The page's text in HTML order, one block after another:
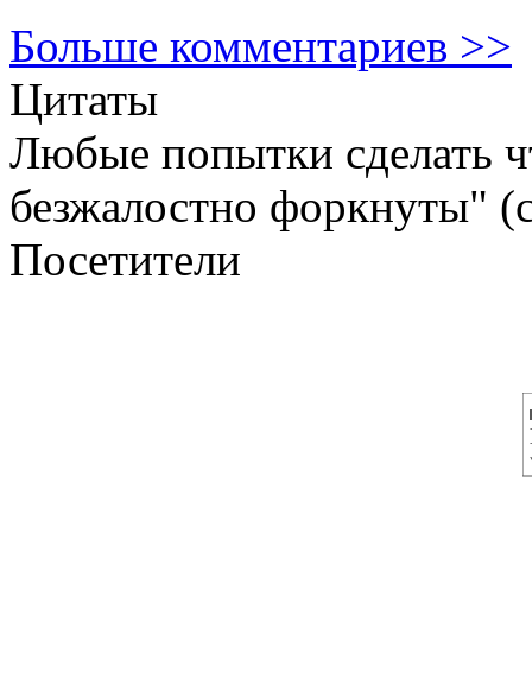
Больше комментариев >>
Цитаты
Любые попытки сделать
безжалостно форкнуты"
Посетители